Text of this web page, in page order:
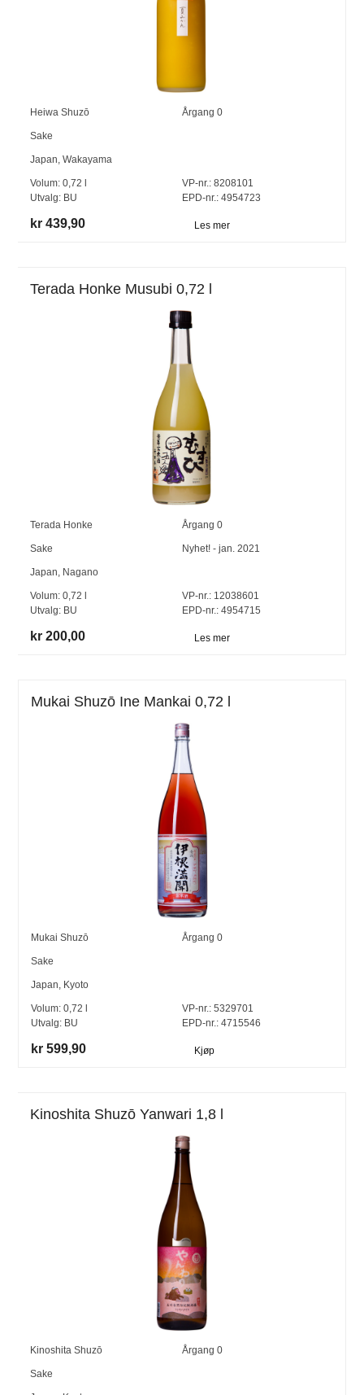
Heiwa Shuzō Årgang 0
Sake
Japan,Wakayama
Volum:0,72
Utvalg: BU
VP-nr.:8208101
EPD-nr.: 4954723
kr 439,90 Les mer
Terada Honke Musubi 0,72 l
Terada Honke Årgang 0
Sake Nyhet! - jan. 2021
Japan, Nagano
Volum:0,72 l
Utvalg: BU
VP-nr.:12038601
EPD-nr.: 4954715
kr 200,00 Les mer
Mukai Shuzō Ine Mankai 0,72 l
Mukai Shuzō Årgang 0
Sake
Japan, Kyoto
Volum:0,72 l
Utvalg: BU
VP-nr.: 5329701
EPD-nr.: 4715546
kr 599,90 Kjøp
Kinoshita Shuzō Yanwari 1,8 l
Kinoshita Shuzō Årgang 0
Sake